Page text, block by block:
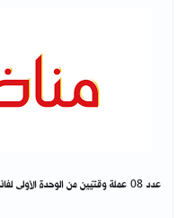
عدد 08 عملة وقتيّين من الوحدة الأولى لفائدة بلديّة الزّريبة بعنوان سنة...